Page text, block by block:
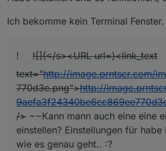
Ich bekomme kein Terminal Fenster.
!
![](</s><URL url=)<link_text
text="http://image.prntscr.com/
770d3e.png">http://
/> ~~Kann mann auch eine eine
einstellen? Einstellungen für
wie es genau geht.. :?